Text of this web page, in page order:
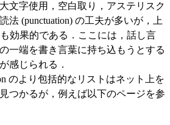
文字使用，空白取り，アステリスク
法 (punctuation) の工夫が多いが，上
効果的である．ここには，話し言
一端を書き言葉に持ち込もうとする
感じられる．
のより包括的なリストはネット上を
つかるが，例えば以下のページを参